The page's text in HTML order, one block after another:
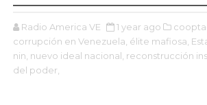
Radio America VE 1 year ago
corrupción en Venezuela, élite mafiosa,
nin, nuevo ideal nacional, reconstrucción
del poder,